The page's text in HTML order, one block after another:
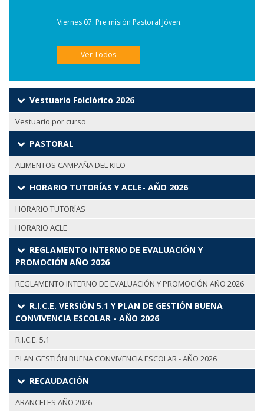
Viernes 07: Pre misión Pastoral Jóven.
Ver Todos
Vestuario Folclórico 2026
Vestuario por curso
PASTORAL
ALIMENTOS CAMPAÑA DEL KILO
HORARIO TUTORÍAS Y ACLE- AÑO 2026
HORARIO TUTORÍAS
HORARIO ACLE
REGLAMENTO INTERNO DE EVALUACIÓN Y
PROMOCIÓN AÑO 2026
REGLAMENTO INTERNO DE EVALUACIÓN Y PROMOCIÓN AÑO 2026
R.I.C.E. VERSIÓN 5.1 Y PLAN DE GESTIÓN BUENA
CONVIVENCIA ESCOLAR - AÑO 2026
R.I.C.E. 5.1
PLAN GESTIÓN BUENA CONVIVENCIA ESCOLAR - AÑO 2026
RECAUDACIÓN
ARANCELES AÑO 2026